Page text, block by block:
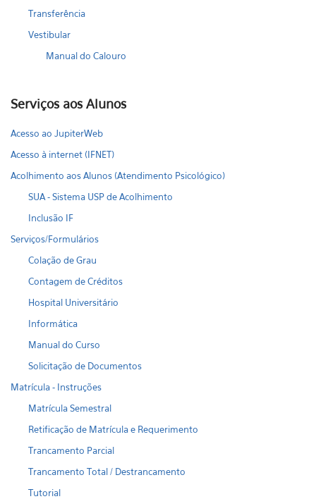
Transferência
Vestibular
Manual do Calouro
Serviços aos Alunos
Acesso ao JupiterWeb
Acesso à internet (IFNET)
Acolhimento aos Alunos (Atendimento Psicológico)
SUA - Sistema USP de Acolhimento
Inclusão IF
Serviços/Formulários
Colação de Grau
Contagem de Créditos
Hospital Universitário
Informática
Manual do Curso
Solicitação de Documentos
Matrícula - Instruções
Matrícula Semestral
Retificação de Matrícula e Requerimento
Trancamento Parcial
Trancamento Total / Destrancamento
Tutorial